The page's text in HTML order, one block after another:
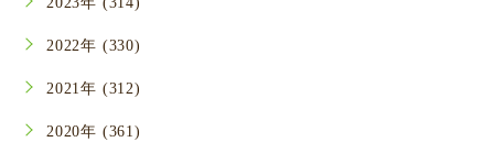
2022年 (330)
2021年 (312)
2020年 (361)